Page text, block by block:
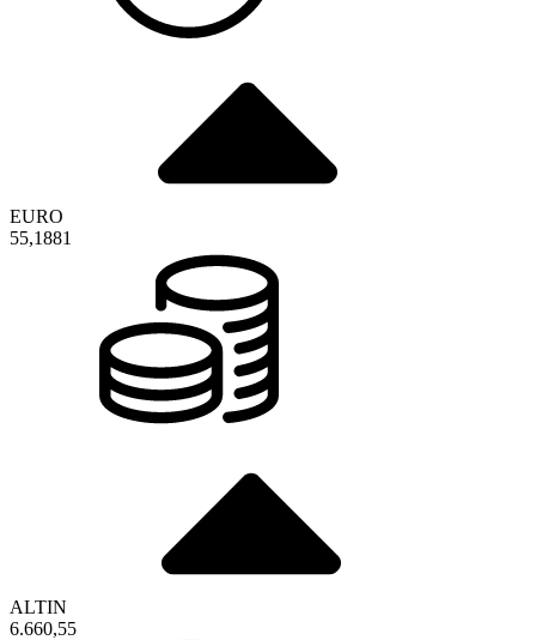
EURO
55,1881
ALTIN
6.660,55